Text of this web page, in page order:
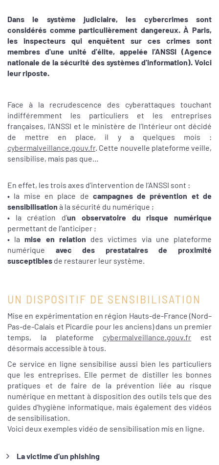
Dans le système judiciaire, les cybercrimes sont
considérés comme particulièrement dangereux. À Paris,
les inspecteurs qui enquêtent sur ces crimes sont
membres d'une unité d'élite, appelée l’ANSSI (Agence
nationale de la sécurité des systèmes d'information). Voici
leur riposte.
Face à la recrudescence des cyberattaques touchant
indifféremment les particuliers et les entreprises
françaises, l’ANSSI et le ministère de l’Intérieur ont décidé
de mettre en place, il y a quelques mois :
cybermalveillance.gouv.fr. Cette nouvelle plateforme veille,
sensibilise, mais pas que…
En effet, les trois axes d'intervention de l’ANSSI sont :
• la mise en place de campagnes de prévention et de
sensibilisation à la sécurité du numérique ;
• la création d’un observatoire du risque numérique
permettant de l’anticiper ;
• lamise en relation des victimes via une plateforme
numérique avec des prestataires de proximité
susceptibles de restaurer leur système.
UN DISPOSITIF DE SENSIBILISATION
Mise en expérimentation en région Hauts-de-France (Nord–
Pas-de-Calais et Picardie pour les anciens) dans un premier
temps, la plateforme cybermalveillance.gouv.fr est
désormais accessible à tous.
Ce service en ligne sensibilise aussi bien les particuliers
que les entreprises. Elle permet de distiller les bonnes
pratiques et de faire de la prévention liée au risque
numérique en mettant à disposition des outils tels que des
guides d’hygiène informatique, mais également des vidéos
de sensibilisation.
Voici deux exemples vidéo de sensibilisation mis en ligne.
La victime d’un phishing